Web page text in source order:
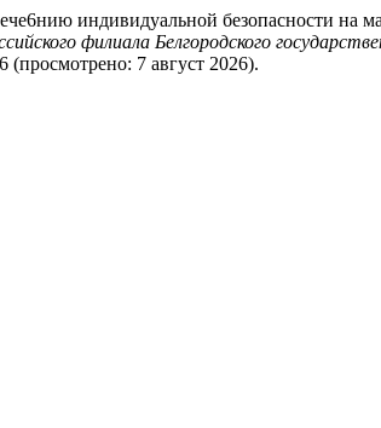
индивидуальной безопасности на
филиала Белгородского
(просмотрено: 7 август 2026).